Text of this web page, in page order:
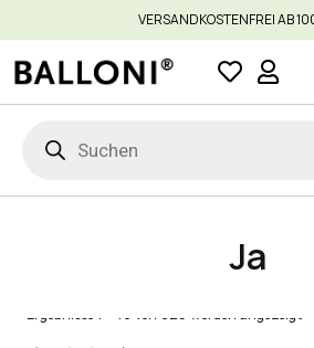
VERSANDKOSTENFREI AB
Ja
Ergebnisse 1 – 16 von 825 werden angezeigt